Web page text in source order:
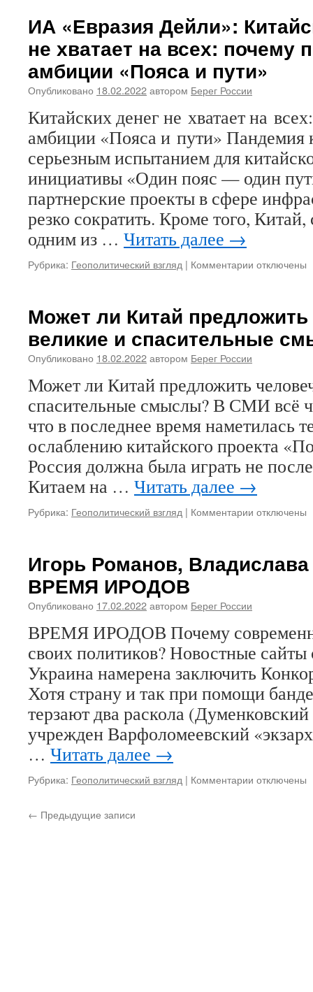
а
родных
братьев
сестер?
ВСТРЕЧИ
ПАТРИАРХА
С
ПАПОЙ.
(Текст
публикуется
без
купюр)
ИА «Евразия Дейли»:
не хватает на всех: почему
амбиции «Пояса и пути»
Опубликовано 18.02.2022автором Берег России
Китайских денег не хватает на
амбиции «Пояса и пути» Пандемия
серьезным испытанием для
инициативы «Один пояс — один
партнерские проекты в сфере
резко сократить. Кроме того,
одним из … Читать далее →
Рубрика: Геополитический взгляд | Комментарии к
Дейли»:
Китайских
денег
почему
потускнели
«Пояса
и пути»
отключены
Может ли Китай предложить
великие и спасительные
Опубликовано 18.02.2022автором Берег России
Может ли Китай предложить
спасительные смыслы? В СМИ всё
что в последнее время наметилась
ослаблению китайского проекта
Россия должна была играть не
Китаем на … Читать далее →
Рубрика: Геополитический взгляд | Комментарии к
Китай
смыслы?
отключены
Игорь Романов,
ВРЕМЯ ИРОДОВ
Опубликовано 17.02.2022автором Берег России
ВРЕМЯ ИРОДОВ Почему
своих политиков? Новостные
Украина намерена заключить
Хотя страну и так при помощи
терзают два раскола
учрежден Варфоломеевский
… Читать далее →
Рубрика: Геополитический взгляд | Комментарии котключены
← Предыдущие записи